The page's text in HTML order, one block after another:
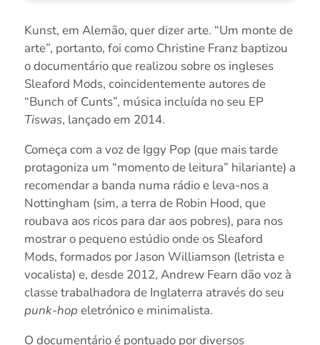
Kunst, em Alemão, quer dizer arte. “Um monte de
arte”, portanto, foi como Christine Franz baptizou
o documentário que realizou sobre os ingleses
Sleaford Mods, coincidentemente autores de
“Bunch of Cunts”, música incluída no seu EP
Tiswas, lançado em 2014.
Começa com a voz de Iggy Pop (que mais tarde
protagoniza um “momento de leitura” hilariante) a
recomendar a banda numa rádio e leva-nos a
Nottingham (sim, a terra de Robin Hood, que
roubava aos ricos para dar aos pobres), para nos
mostrar o pequeno estúdio onde os Sleaford
Mods, formados por Jason Williamson (letrista e
vocalista) e, desde 2012, Andrew Fearn dão voz à
classe trabalhadora de Inglaterra através do seu
punk-hop eletrónico e minimalista.
O documentário é pontuado por diversos